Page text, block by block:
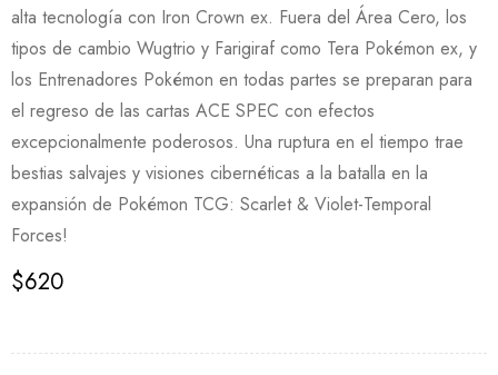
alta tecnología con Iron Crown ex. Fuera del Área Cero, los
tipos de cambio Wugtrio y Farigiraf como Tera Pokémon ex, y
los Entrenadores Pokémon en todas partes se preparan para
el regreso de las cartas ACE SPEC con efectos
excepcionalmente poderosos. Una ruptura en el tiempo trae
bestias salvajes y visiones cibernéticas a la batalla en la
expansión de Pokémon TCG: Scarlet & Violet-Temporal
Forces!
$620